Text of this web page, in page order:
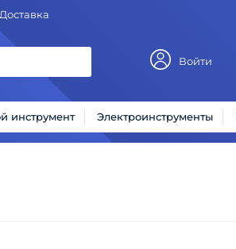
Доставка
Войти
инструмент Электроинструменты